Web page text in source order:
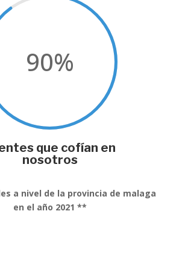
90%
que cofían en
nosotros
a nivel de la provincia de malaga
en el año 2021 **